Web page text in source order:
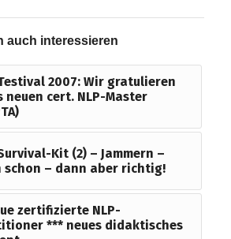
auch interessieren
2007: Wir gratulieren
neuen cert. NLP-Master
Kit (2) – Jammern –
schon – dann aber richtig!
zertifizierte NLP-
*** neues didaktisches